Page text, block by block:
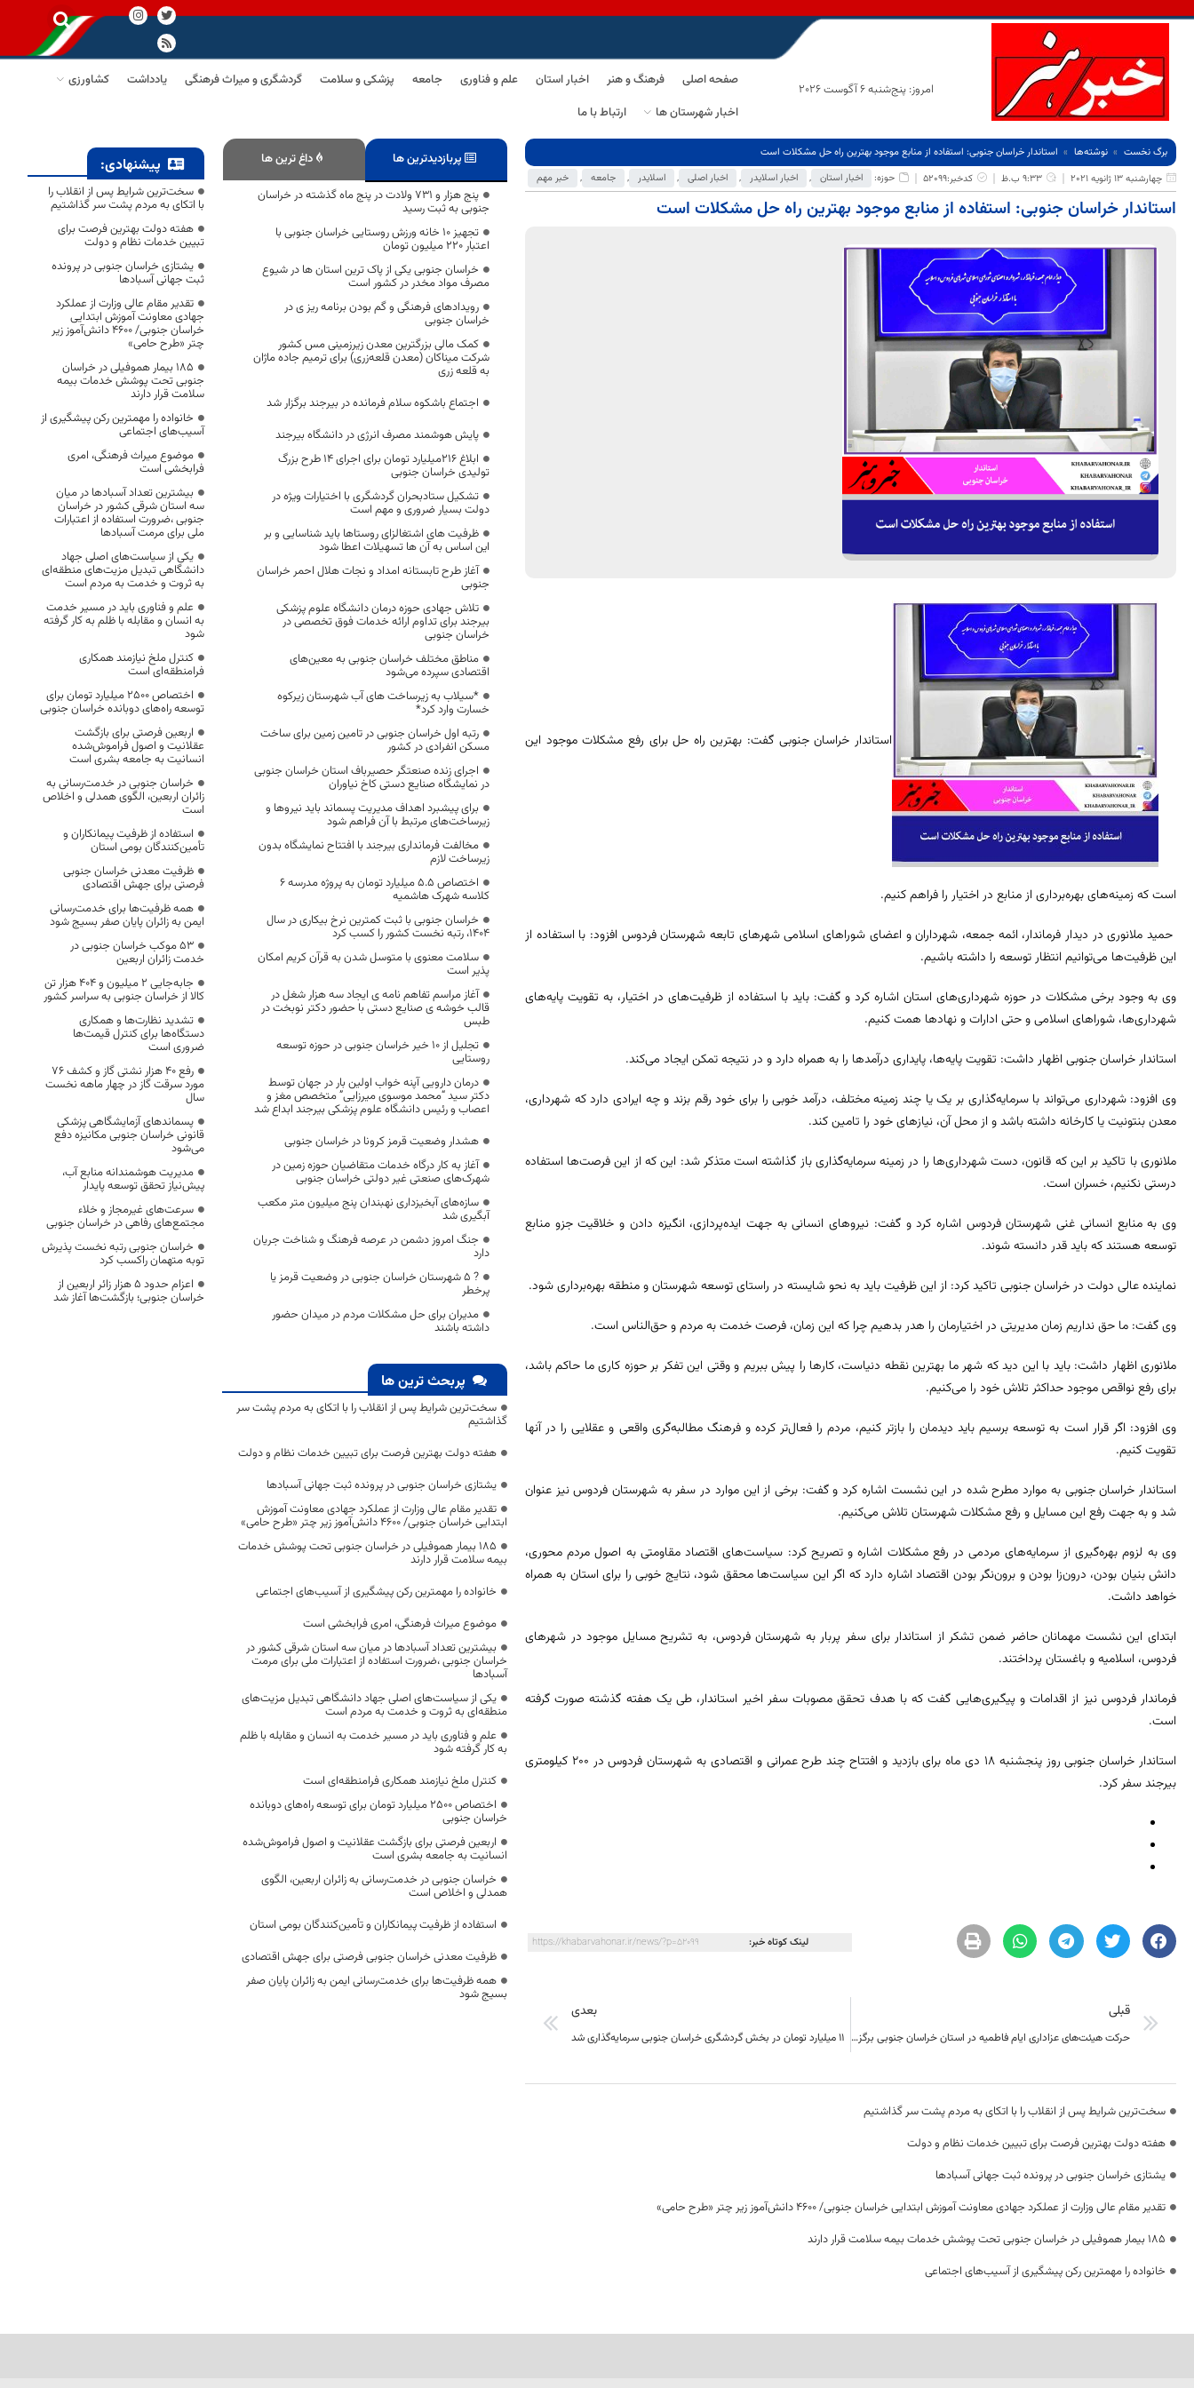
امروز: پنج‌شنبه 6 آگوست 2026
صفحه اصلی فرهنگ و هنر اخبار استان علم و فناوری جامعه پزشکی و سلامت گردشگری و میراث فرهنگی یادداشت
کشاورزی
اخبار شهرستان ها
ارتباط با ما
برگ نخست نوشته‌ها
استاندار خراسان جنوبی: استفاده از منابع موجود بهترین راه حل مشکلات است
چهارشنبه 13 ژانویه 2021
9:33 ب.ظ کدخبر:52099 حوزه: اخبار استان , اخبار اسلایدر , اخبار اصلی , اسلایدر , جامعه , خبر مهم
استاندار خراسان جنوبی: استفاده از منابع موجود بهترین راه حل مشکلات است
استاندار خراسان جنوبی گفت: بهترین راه‌ حل برای رفع مشکلات موجود این
است که زمینه‌های بهره‌برداری از منابع در اختیار را فراهم کنیم.
حمید ملانوری در دیدار فرماندار، ائمه جمعه، شهرداران و اعضای شوراهای اسلامی شهرهای تابعه شهرستان فردوس افزود: با استفاده از
این ظرفیت‌ها می‌توانیم انتظار توسعه را داشته باشیم.
وی به وجود برخی مشکلات در حوزه شهرداری‌های استان اشاره کرد و گفت: باید با استفاده از ظرفیت‌های در اختیار، به تقویت پایه‌های
شهرداری‌ها، شوراهای اسلامی و حتی ادارات و نهادها همت کنیم.
استاندار خراسان جنوبی اظهار داشت: تقویت پایه‌ها، پایداری درآمدها را به همراه دارد و در نتیجه تمکن ایجاد می‌کند.
وی افزود: شهرداری می‌تواند با سرمایه‌گذاری بر یک یا چند زمینه مختلف، درآمد خوبی را برای خود رقم بزند و چه ایرادی دارد که شهرداری،
معدن بنتونیت یا کارخانه داشته باشد و از محل آن، نیازهای خود را تامین کند.
ملانوری با تاکید بر این که قانون، دست شهرداری‌ها را در زمینه سرمایه‌گذاری باز گذاشته است متذکر شد: این که از این فرصت‌ها استفاده
درستی نکنیم، خسران است.
وی به منابع انسانی غنی شهرستان فردوس اشاره کرد و گفت: نیروهای انسانی به جهت ایده‌پردازی، انگیزه دادن و خلاقیت جزو منابع
توسعه هستند که باید قدر دانسته شوند.
نماینده عالی دولت در خراسان جنوبی تاکید کرد: از این ظرفیت باید به نحو شایسته در راستای توسعه شهرستان و منطقه بهره‌برداری شود.
وی گفت: ما حق نداریم زمان مدیریتی در اختیارمان را هدر بدهیم چرا که این زمان، فرصت خدمت به مردم و حق‌الناس است.
ملانوری اظهار داشت: باید با این دید که شهر ما بهترین نقطه دنیاست، کارها را پیش ببریم و وقتی این تفکر بر حوزه کاری ما حاکم باشد،
برای رفع نواقص موجود حداکثر تلاش خود را می‌کنیم.
وی افزود: اگر قرار است به توسعه برسیم باید دیدمان را بازتر کنیم، مردم را فعال‌تر کرده و فرهنگ مطالبه‌گری واقعی و عقلایی را در آنها
تقویت کنیم.
استاندار خراسان جنوبی به موارد مطرح شده در این نشست اشاره کرد و گفت: برخی از این موارد در سفر به شهرستان فردوس نیز عنوان
شد و به جهت رفع این مسایل و رفع مشکلات شهرستان تلاش می‌کنیم.
وی به لزوم بهره‌گیری از سرمایه‌های مردمی در رفع مشکلات اشاره و تصریح کرد: سیاست‌های اقتصاد مقاومتی به اصول مردم محوری،
دانش بنیان بودن، درون‌زا بودن و برون‌نگر بودن اقتصاد اشاره دارد که اگر این سیاست‌ها محقق شود، نتایج خوبی را برای استان به همراه
خواهد داشت.
ابتدای این نشست مهمانان حاضر ضمن تشکر از استاندار برای سفر پربار به شهرستان فردوس، به تشریح مسایل موجود در شهرهای
فردوس، اسلامیه و باغستان پرداختند.
فرماندار فردوس نیز از اقدامات و پیگیری‌هایی گفت که با هدف تحقق مصوبات سفر اخیر استاندار، طی یک هفته گذشته صورت گرفته
است.
استاندار خراسان جنوبی روز پنجشنبه ۱۸ دی ماه برای بازدید و افتتاح چند طرح‌ عمرانی و اقتصادی به شهرستان فردوس در ۲۰۰ کیلومتری
بیرجند سفر کرد.
لینک کوتاه خبر: https://khabarvahonar.ir/news/?p=52099
قبلی
حرکت هیئت‌های عزاداری ایام فاطمیه در استان خراسان جنوبی برگزار نمی‌شود
بعدی
۱۱ میلیارد تومان در بخش گردشگری خراسان جنوبی سرمایه‌گذاری شد
سخت‌ترین شرایط پس از انقلاب را با اتکای به مردم پشت سر گذاشتیم
هفته دولت بهترین فرصت برای تبیین خدمات نظام و دولت
یشتازی خراسان جنوبی در پرونده ثبت جهانی آسبادها
تقدیر مقام عالی وزارت از عملکرد جهادی معاونت آموزش ابتدایی خراسان جنوبی/ ۴۶۰۰ دانش‌آموز زیر چتر «طرح حامی»
۱۸۵ بیمار هموفیلی در خراسان جنوبی تحت پوشش خدمات بیمه سلامت قرار دارند
خانواده را مهمترین رکن پیشگیری از آسیب‌های اجتماعی
پربازدیدترین ها داغ ترین ها
پنج هزار و ۷۳۱ ولادت در پنج ماه گذشته در خراسان
جنوبی به ثبت رسید
تجهیز ۱۰ خانه ورزش روستایی خراسان جنوبی با
اعتبار ۲۲۰ میلیون تومان
خراسان جنوبی یکی از پاک ترين استان ها در شيوع
مصرف مواد مخدر در کشور است
رویدادهای فرهنگی و گم بودن برنامه ریز ی در
خراسان جنوبی
کمک مالی بزرگترین معدن زیرزمینی مس کشور
شرکت میناکان (معدن قلعه‌زری) برای ترمیم جاده ماژان
به قلعه زری
اجتماع باشکوه سلام فرمانده در بیرجند برگزار شد
پایش هوشمند مصرف انرژی در دانشگاه بیرجند
ابلاغ 216میلیارد تومان برای اجرای 14 طرح بزرگ
تولیدی خراسان جنوبی
تشکیل ستادبحران گردشگری با اختیارات ویژه در
دولت بسیار ضروری و مهم است
ظرفیت های اشتغالزای روستاها باید شناسایی و بر
این اساس به آن ها تسهیلات اعطا شود
آغاز طرح تابستانه امداد و نجات هلال احمر خراسان
جنوبی
تلاش جهادی حوزه درمان دانشگاه علوم پزشکی
بیرجند برای تداوم ارائه خدمات فوق تخصصی در
خراسان جنوبی
مناطق مختلف خراسان جنوبی به معین‌های
اقتصادی سپرده می‌شود
*سیلاب به زیرساخت های آب شهرستان زیرکوه
خسارت وارد کرد*
رتبه اول خراسان جنوبی در تامین زمین برای ساخت
مسکن انفرادی در کشور
اجرای زنده صنعتگر حصیرباف استان خراسان جنوبی
در نمایشگاه صنایع دستی کاخ نیاوران
برای پیشبرد اهداف مدیریت پسماند باید نیرو‌ها و
زیرساخت‌های مرتبط با آن فراهم شود
مخالفت فرمانداری بیرجند با افتتاح نمایشگاه بدون
زیرساخت لازم
اختصاص 5.5 میلیارد تومان به پروژه مدرسه 6
کلاسه شهرک هاشمیه
خراسان جنوبی با ثبت کمترین نرخ بیکاری در سال
۱۴۰۴، رتبه نخست کشور را کسب کرد
سلامت معنوی با متوسل شدن به قرآن کریم امکان
پذیر است
آغاز مراسم تفاهم نامه ی ایجاد سه هزار شغل در
قالب خوشه ی صنایع دستی با حضور دکتر نوبخت در
طبس
تجلیل از ۱۰ خیر خراسان جنوبی در حوزه توسعه
روستایی
درمان دارویی آپنه خواب اولین بار در جهان توسط
دکتر سید “محمد موسوی میرزایی” متخصص مغز و
اعصاب و رئیس دانشگاه علوم پزشکی بیرجند ابداع شد
هشدار وضعیت قرمز کرونا در خراسان جنوبی
آغاز به کار درگاه خدمات متقاضیان حوزه زمین در
شهرک‌های صنعتی غیر دولتی خراسان جنوبی
سازه‌های آبخیزداری نهبندان پنج میلیون متر مکعب
آبگیری شد
جنگ امروز دشمن در عرصه فرهنگ و شناخت جریان
دارد
? 5 شهرستان خراسان جنوبی در وضعیت قرمز یا
پرخطر
مدیران برای حل مشکلات مردم در میدان حضور
داشته باشند
پربحث ترین ها
سخت‌ترین شرایط پس از انقلاب را با اتکای به مردم پشت سر
گذاشتیم
هفته دولت بهترین فرصت برای تبیین خدمات نظام و دولت
یشتازی خراسان جنوبی در پرونده ثبت جهانی آسبادها
تقدیر مقام عالی وزارت از عملکرد جهادی معاونت آموزش
ابتدایی خراسان جنوبی/ ۴۶۰۰ دانش‌آموز زیر چتر «طرح حامی»
۱۸۵ بیمار هموفیلی در خراسان جنوبی تحت پوشش خدمات
بیمه سلامت قرار دارند
خانواده را مهمترین رکن پیشگیری از آسیب‌های اجتماعی
موضوع میراث فرهنگی، امری فرابخشی است
بیشترین تعداد آسبادها در میان سه استان شرقی کشور در
خراسان جنوبی ،ضرورت استفاده از اعتبارات ملی برای مرمت
آسبادها
یکی از سیاست‌های اصلی جهاد دانشگاهی تبدیل مزیت‌های
منطقه‌ای به ثروت و خدمت به مردم است
علم و فناوری باید در مسیر خدمت به انسان و مقابله با ظلم
به کار گرفته شود
کنترل ملخ نیازمند همکاری فرامنطقه‌ای است
اختصاص 2500 میلیارد تومان برای توسعه راه‌های دوبانده
خراسان جنوبی
اربعین فرصتی برای بازگشت عقلانیت و اصول فراموش‌شده
انسانیت به جامعه بشری است
خراسان جنوبی در خدمت‌رسانی به زائران اربعین، الگوی
همدلی و اخلاص است
استفاده از ظرفیت پیمانکاران و تأمین‌کنندگان بومی استان
ظرفیت معدنی خراسان جنوبی فرصتی برای جهش اقتصادی
همه ظرفیت‌ها برای خدمت‌رسانی ایمن به زائران پایان صفر
بسیج شود
پیشنهادی:
سخت‌ترین شرایط پس از انقلاب را
با اتکای به مردم پشت سر گذاشتیم
هفته دولت بهترین فرصت برای
تبیین خدمات نظام و دولت
یشتازی خراسان جنوبی در پرونده
ثبت جهانی آسبادها
تقدیر مقام عالی وزارت از عملکرد
جهادی معاونت آموزش ابتدایی
خراسان جنوبی/ ۴۶۰۰ دانش‌آموز زیر
چتر «طرح حامی»
۱۸۵ بیمار هموفیلی در خراسان
جنوبی تحت پوشش خدمات بیمه
سلامت قرار دارند
خانواده را مهمترین رکن پیشگیری از
آسیب‌های اجتماعی
موضوع میراث فرهنگی، امری
فرابخشی است
بیشترین تعداد آسبادها در میان
سه استان شرقی کشور در خراسان
جنوبی ،ضرورت استفاده از اعتبارات
ملی برای مرمت آسبادها
یکی از سیاست‌های اصلی جهاد
دانشگاهی تبدیل مزیت‌های منطقه‌ای
به ثروت و خدمت به مردم است
علم و فناوری باید در مسیر خدمت
به انسان و مقابله با ظلم به کار گرفته
شود
کنترل ملخ نیازمند همکاری
فرامنطقه‌ای است
اختصاص 2500 میلیارد تومان برای
توسعه راه‌های دوبانده خراسان جنوبی
اربعین فرصتی برای بازگشت
عقلانیت و اصول فراموش‌شده
انسانیت به جامعه بشری است
خراسان جنوبی در خدمت‌رسانی به
زائران اربعین، الگوی همدلی و اخلاص
است
استفاده از ظرفیت پیمانکاران و
تأمین‌کنندگان بومی استان
ظرفیت معدنی خراسان جنوبی
فرصتی برای جهش اقتصادی
همه ظرفیت‌ها برای خدمت‌رسانی
ایمن به زائران پایان صفر بسیج شود
53 موکب خراسان جنوبی در
خدمت زائران اربعین
جابه‌جایی 2 میلیون و 404 هزار تن
کالا از خراسان جنوبی به سراسر کشور
تشدید نظارت‌ها و همکاری
دستگاه‌ها برای کنترل قیمت‌ها
ضروری است
رفع 40 هزار نشتی گاز و کشف 76
مورد سرقت گاز در چهار ماهه نخست
سال
پسماندهای آزمایشگاهی پزشکی
قانونی خراسان جنوبی مکانیزه دفع
می‌شود
مدیریت هوشمندانه منابع آب،
پیش‌نیاز تحقق توسعه پایدار
سرعت‌های غیرمجاز و خلاء
مجتمع‌های رفاهی در خراسان جنوبی
خراسان جنوبی رتبه نخست پذیرش
توبه متهمان راکسب کرد
اعزام حدود 5 هزار زائر اربعین از
خراسان جنوبی؛ بازگشت‌ها آغاز شد